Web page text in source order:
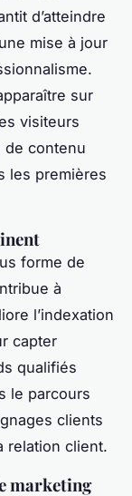
d’atteindre
mise à jour
sur
visiteurs
de contenu
les premières
forme de
à
l’indexation
capter
qualifiés
le parcours
clients
relation client.
marketing